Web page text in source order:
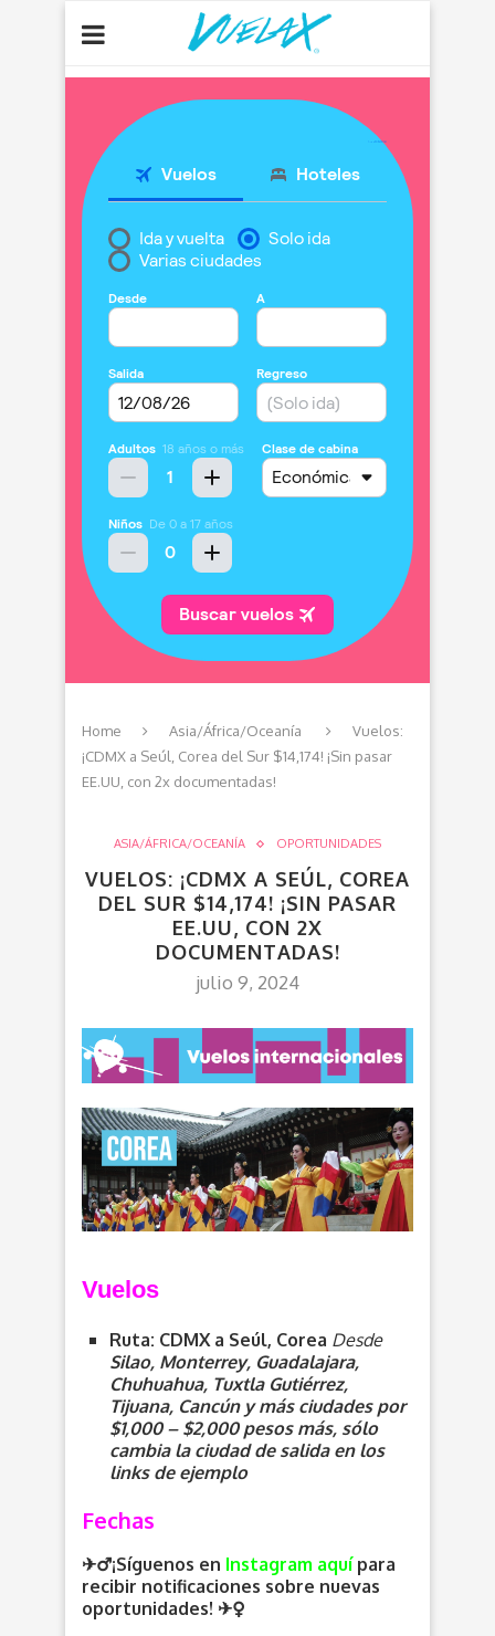
Home Asia/África/Oceanía
Vuelos:
¡CDMX a Seúl, Corea del Sur $14,174! ¡Sin pasar
EE.UU, con 2x documentadas!
ASIA/ÁFRICA/OCEANÍA OPORTUNIDADES
VUELOS: ¡CDMX A SEÚL, COREA
DEL SUR $14,174! ¡SIN PASAR
EE.UU, CON 2X
DOCUMENTADAS!
julio 9, 2024
Vuelos
Ruta: CDMX a Seúl, Corea Desde
Silao, Monterrey, Guadalajara,
Chuhuahua, Tuxtla Gutiérrez,
Tijuana, Cancún y más ciudades por
$1,000 – $2,000 pesos más, sólo
cambia la ciudad de salida en los
links de ejemplo
Fechas
✈️‍♂️¡Síguenos en Instagram aquí para
recibir notificaciones sobre nuevas
oportunidades! ✈️